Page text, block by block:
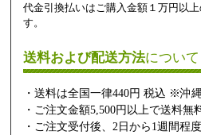
代金引換払いはご購入金額１万円以
す。
送料および配送方法について
・送料は全国一律440円 税込 ※沖
・ご注文金額5,500円以上で送料無
・ご注文受付後、2日から1週間程